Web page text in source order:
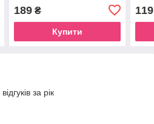
189₴
Купити
за рік